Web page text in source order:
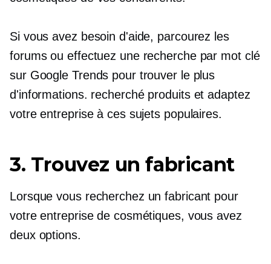
Si vous avez besoin d'aide, parcourez les
forums ou effectuez une recherche par mot clé
sur Google Trends pour trouver le plus
d'informations. recherchéproduits et adaptez
votre entreprise à ces sujets populaires.
3. Trouvez un fabricant
Lorsque vous recherchez un fabricant pour
votre entreprise de cosmétiques, vous avez
deux options.